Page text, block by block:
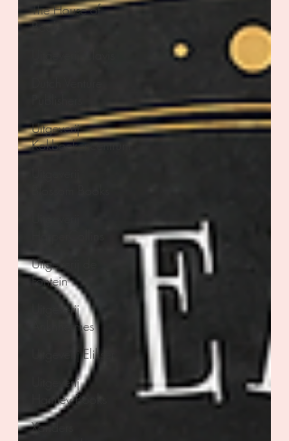
The House of
Books
Uitgeverij
Kokboekencentrum
Uitgeverij de
Fontein
Uitgeverij
Ankhhermes
Uitgeverij Elikser
Uitgeverij
Hamley Books
Xanders